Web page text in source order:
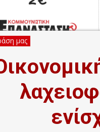
μας